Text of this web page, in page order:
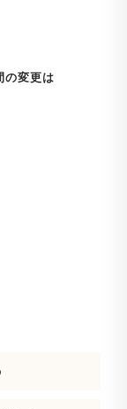
の変更は